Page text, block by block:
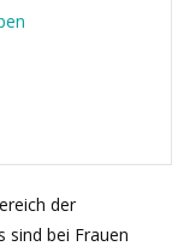
der
sind bei Frauen